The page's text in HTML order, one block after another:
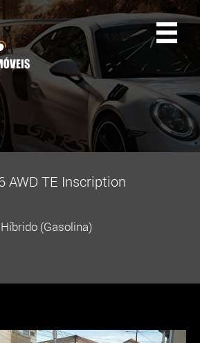
AWD TE Inscription
Híbrido (Gasolina)